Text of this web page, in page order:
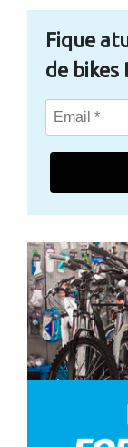
Fique
de bikes